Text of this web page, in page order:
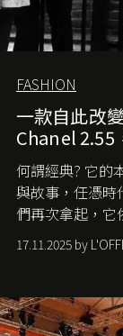
FASHION
一款自此改
Chanel 2.55
何謂經典? 它的
與故事，任憑時
們再次拿起，它
手袋更是這樣
位。如果說每個
愛它的雋永與優
甚麼取名叫
17.11.2025 by